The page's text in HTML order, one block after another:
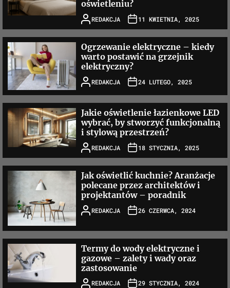
oświetleniu?
REDAKCJA 11 KWIETNIA, 2025
Ogrzewanie elektryczne – kiedy
warto postawić na grzejnik
elektryczny?
REDAKCJA 24 LUTEGO, 2025
Jakie oświetlenie łazienkowe LED
wybrać, by stworzyć funkcjonalną
i stylową przestrzeń?
REDAKCJA 18 STYCZNIA, 2025
Jak oświetlić kuchnie? Aranżacje
polecane przez architektów i
projektantów – poradnik
REDAKCJA 26 CZERWCA, 2024
Termy do wody elektryczne i
gazowe – zalety i wady oraz
zastosowanie
REDAKCJA 29 STYCZNIA, 2024